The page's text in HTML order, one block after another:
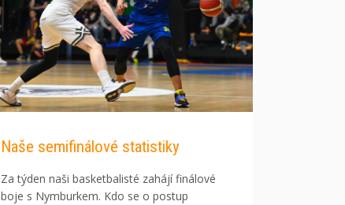
Naše semifinálové statistiky
Za týden naši basketbalisté zahájí finálové
boje s Nymburkem. Kdo se o postup